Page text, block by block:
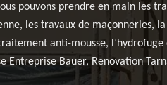
pouvons prendre en main les
les travaux de maçonneries,
anti-mousse,
Entreprise Bauer, Renovation